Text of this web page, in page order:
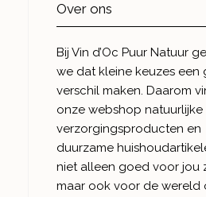
Over ons
Bij Vin d’Oc Puur Natuur
we dat kleine keuzes een
verschil maken. Daarom
onze webshop natuurlijke
verzorgingsproducten en
duurzame
niet alleen goed voor jou
maar ook voor de wereld